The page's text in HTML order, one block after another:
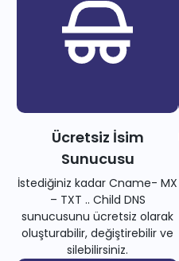
Ücretsiz İsim
Sunucusu
İstediğiniz kadar Cname- MX
– TXT .. Child DNS
sunucusunu ücretsiz olarak
oluşturabilir, değiştirebilir ve
silebilirsiniz.